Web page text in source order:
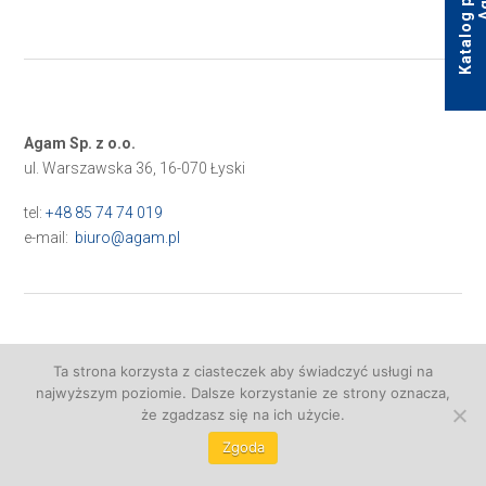
Agam Sp. z o.o.
ul. Warszawska 36, 16-070 Łyski
tel:+48 85 74 74 019
e-mail: biuro@agam.pl
Ta strona korzysta z ciasteczek aby świadczyć usługi na
najwyższym poziomie. Dalsze korzystanie ze strony oznacza,
że zgadzasz się na ich użycie.
Zgoda